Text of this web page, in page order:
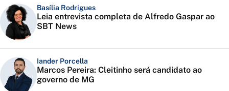
Basília Rodrigues
Leia entrevista completa de Alfredo Gaspar ao
SBT News
Iander Porcella
Marcos Pereira: Cleitinho será candidato ao
governo de MG